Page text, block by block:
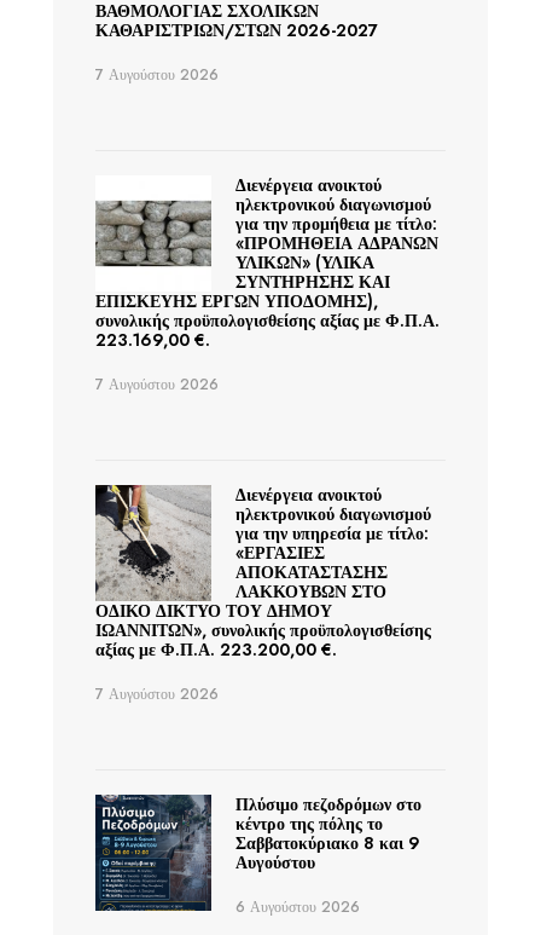
ΒΑΘΜΟΛΟΓΙΑΣ ΣΧΟΛΙΚΩΝ
ΚΑΘΑΡΙΣΤΡΙΩΝ/ΣΤΩΝ 2026-2027
7 Αυγούστου 2026
Διενέργεια ανοικτού
ηλεκτρονικού διαγωνισμού
για την προμήθεια με τίτλο:
«ΠΡΟΜΗΘΕΙΑ ΑΔΡΑΝΩΝ
ΥΛΙΚΩΝ» (ΥΛΙΚΑ
ΣΥΝΤΗΡΗΣΗΣ ΚΑΙ
ΕΠΙΣΚΕΥΗΣ ΕΡΓΩΝ ΥΠΟΔΟΜΗΣ),
συνολικής προϋπολογισθείσης αξίας με Φ.Π.Α.
223.169,00 €.
7 Αυγούστου 2026
Διενέργεια ανοικτού
ηλεκτρονικού διαγωνισμού
για την υπηρεσία με τίτλο:
«ΕΡΓΑΣΙΕΣ
ΑΠΟΚΑΤΑΣΤΑΣΗΣ
ΛΑΚΚΟΥΒΩΝ ΣΤΟ
ΟΔΙΚΟ ΔΙΚΤΥΟ ΤΟΥ ΔΗΜΟΥ
ΙΩΑΝΝΙΤΩΝ», συνολικής προϋπολογισθείσης
αξίας με Φ.Π.Α. 223.200,00 €.
7 Αυγούστου 2026
Πλύσιμο πεζοδρόμων στο
κέντρο της πόλης το
Σαββατοκύριακο 8 και 9
Αυγούστου
6 Αυγούστου 2026